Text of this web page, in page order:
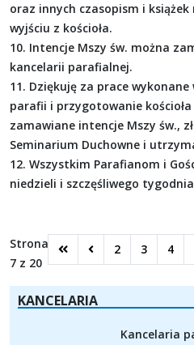
oraz innych czasopism i
wyjściu z kościoła.
10. Intencje Mszy św. można
kancelarii parafialnej.
11. Dziękuję za prace
parafii i przygotowanie
zamawiane intencje Mszy św.,
Seminarium Duchowne i
12. Wszystkim Parafianom i
niedzieli i szczęśliwego
Strona
7 z 20
2 3 4
KANCELARIA
Kancelaria